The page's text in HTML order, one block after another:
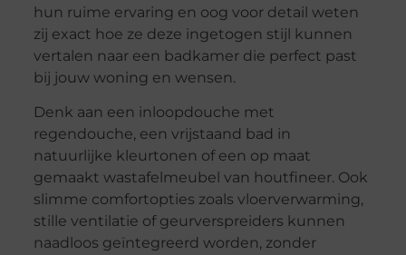
hun ruime ervaring en oog voor detail weten
zij exact hoe ze deze ingetogen stijl kunnen
vertalen naar een badkamer die perfect past
bij jouw woning en wensen.
Denk aan een inloopdouche met
regendouche, een vrijstaand bad in
natuurlijke kleurtonen of een op maat
gemaakt wastafelmeubel van houtfineer. Ook
slimme comfortopties zoals vloerverwarming,
stille ventilatie of geurverspreiders kunnen
naadloos geïntegreerd worden, zonder